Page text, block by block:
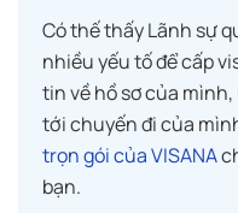
Có thế thấy Lãnh sự
nhiều yếu tố để cấp
tin về hồ sơ của
tới chuyến đi của
trọn gói của VISANA
bạn.